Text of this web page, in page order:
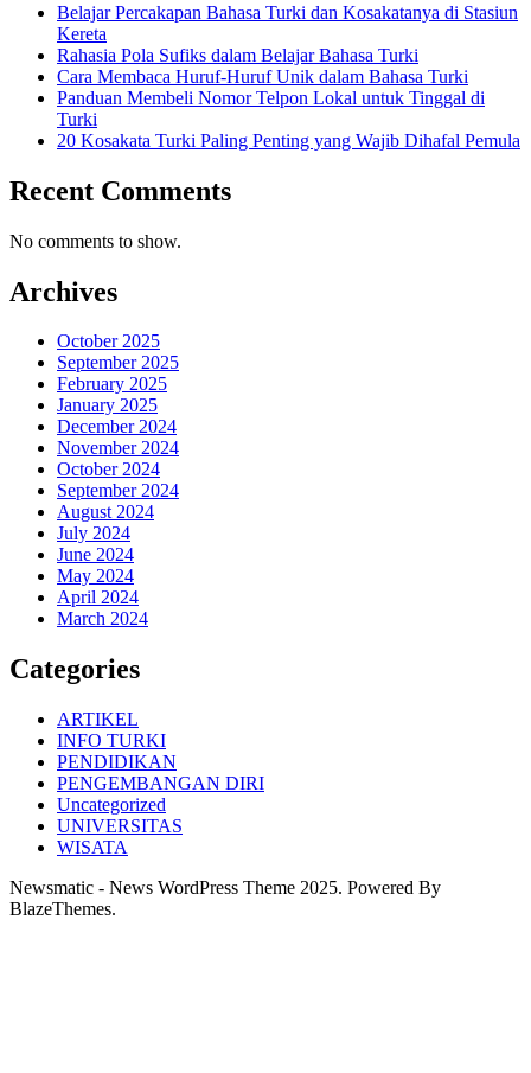
Belajar Percakapan Bahasa Turki dan Kosakatanya di Stasiun
Kereta
Rahasia Pola Sufiks dalam Belajar Bahasa Turki
Cara Membaca Huruf-Huruf Unik dalam Bahasa Turki
Panduan Membeli Nomor Telpon Lokal untuk Tinggal di
Turki
20 Kosakata Turki Paling Penting yang Wajib Dihafal Pemula
Recent Comments
No comments to show.
Archives
October 2025
September 2025
February 2025
January 2025
December 2024
November 2024
October 2024
September 2024
August 2024
July 2024
June 2024
May 2024
April 2024
March 2024
Categories
ARTIKEL
INFO TURKI
PENDIDIKAN
PENGEMBANGAN DIRI
Uncategorized
UNIVERSITAS
WISATA
Newsmatic - News WordPress Theme 2025. Powered By
BlazeThemes.